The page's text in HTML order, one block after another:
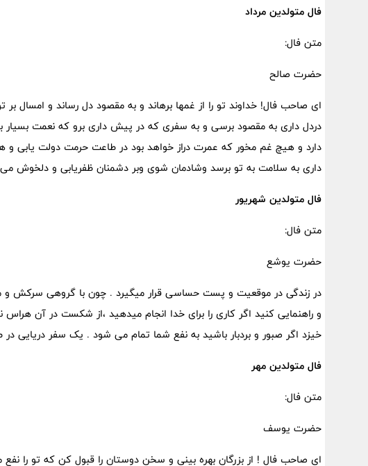
فال متولدین مرداد
متن فال:
حضرت صالح
ای صاحب فال! خداوند تو را از غمها برهاند و به مقصود دل رساند و امسال
دردل داری به مقصود برسی و به سفری که در پیش داری برو که نعمت
دارد و هیچ غم مخور که عمرت دراز خواهد بود در طاعت حرمت دولت یابی و
داری به سلامت به تو برسد وشادمان شوی وبر دشمنان ظفریابی و دلخوش
فال متولدین شهریور
متن فال:
حضرت یوشع
در زندگی در موقعیت و پست حساسی قرار میگیرد . چون با گروهی سرکش و
و راهنمایی کنید اگر کاری را برای خدا انجام میدهید ،از شکست در آن
خیزد اگر صبور و بردبار باشید به نفع شما تمام می شود . یک سفر دریایی
فال متولدین مهر
متن فال:
حضرت یوسف
ای صاحب فال ! از بزرگان بهره بینی و سخن دوستان را قبول کن که تو را